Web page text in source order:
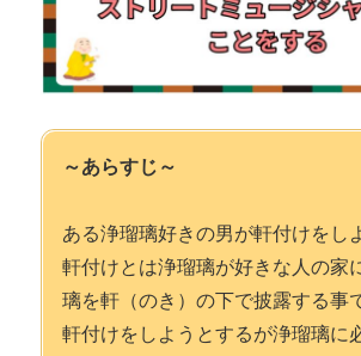
～あらすじ～
ある浄瑠璃好きの男が軒付けをし
軒付けとは浄瑠璃が好きな人の家
璃を軒（のき）の下で披露する事
軒付けをしようとするが浄瑠璃に